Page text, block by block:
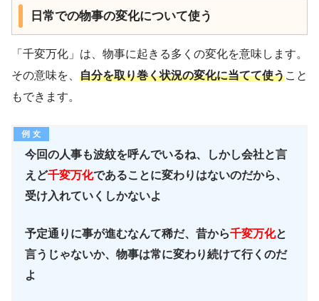
日常での物事の変化について使う
「千変万化」は、物事に起きる多くの変化を意味します。
その意味を、 自分を取り巻く状況の変化に当てて使うこと
もできます。
今回の人事も波紋を呼んでいるね、しかし会社と言
えど千変万化であることに変わりはないのだから、
受け入れていくしかないよ
予定通りに事が進むなんて稀だ、昔から千変万化と
言うじゃないか、物事は常に変わり続けて行くのだ
よ